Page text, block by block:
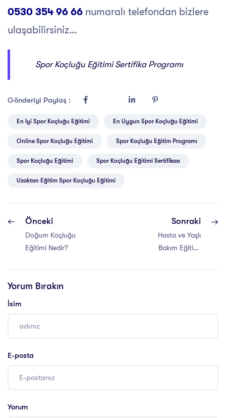
0530 354 96 66 numaralı telefondan bizlere
ulaşabilirsiniz…
Spor Koçluğu Eğitimi Sertifika Programı
Gönderiyi Paylaş :
En Iyi Spor Koçluğu Eğitimi En Uygun Spor Koçluğu Eğitimi
Online Spor Koçluğu Eğitimi Spor Koçluğu Eğitim Programı
Spor Koçluğu Eğitimi Spor Koçluğu Eğitimi Sertifikası
Uzaktan Eğitim Spor Koçluğu Eğitimi
Önceki
Doğum Koçluğu
Eğitimi Nedir?
Sonraki
Hasta ve Yaşlı
Bakım Eğitimi
Yorum Bırakın
İsim
E-posta
Yorum